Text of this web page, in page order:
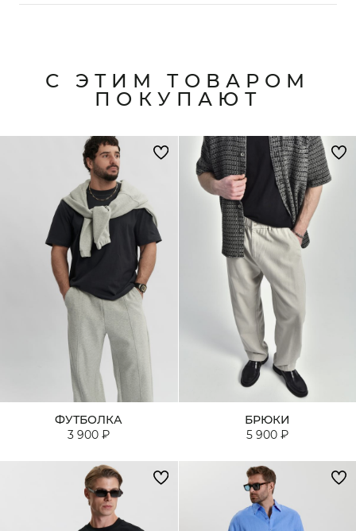
С ЭТИМ ТОВАРОМ
ПОКУПАЮТ
ФУТБОЛКА
3 900 ₽
БРЮКИ
5 900 ₽